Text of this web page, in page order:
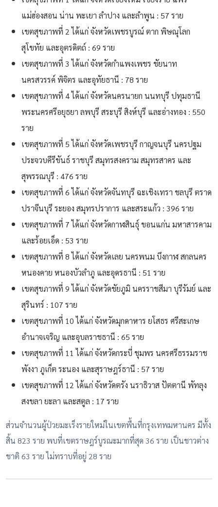
แม่ฮ่องสอน น่าน พะเยา ลำปาง และลำพูน : 57 ราย
เขตสุขภาพที่ 2 ได้แก่ จังหวัดเพชรบูรณ์ ตาก พิษณุโลก
สุโขทัย และอุตรดิตถ์ : 69 ราย
เขตสุขภาพที่ 3 ได้แก่ จังหวัดกำแพงเพชร ชัยนาท
นครสวรรค์ พิจิตร และอุทัยธานี : 78 ราย
เขตสุขภาพที่ 4 ได้แก่ จังหวัดนครนายก นนทบุรี ปทุมธานี
พระนครศรีอยุธยา ลพบุรี สระบุรี สิงห์บุรี และอ่างทอง : 550
ราย
เขตสุขภาพที่ 5 ได้แก่ จังหวัดเพชรบุรี กาญจนบุรี นครปฐม
ประจวบคีรีขันธ์ ราชบุรี สมุทรสงคราม สมุทรสาคร และ
สุพรรณบุรี : 476 ราย
เขตสุขภาพที่ 6 ได้แก่ จังหวัดจันทบุรี ฉะเชิงเทรา ชลบุรี ตราด
ปราจีนบุรี ระยอง สมุทรปราการ และสระแก้ว : 396 ราย
เขตสุขภาพที่ 7 ได้แก่ จังหวัดกาฬสินธุ์ ขอนแก่น มหาสารคาม
และร้อยเอ็ด : 53 ราย
เขตสุขภาพที่ 8 ได้แก่ จังหวัดเลย นครพนม บึงกาฬ สกลนคร
หนองคาย หนองบัวลำภู และอุดรธานี : 51 ราย
เขตสุขภาพที่ 9 ได้แก่ จังหวัดชัยภูมิ นครราชสีมา บุรีรัมย์ และ
สุรินทร์ : 107 ราย
เขตสุขภาพที่ 10 ได้แก่ จังหวัดมุกดาหาร ยโสธร ศรีสะเกษ
อำนาจเจริญ และอุบลราชธานี : 65 ราย
เขตสุขภาพที่ 11 ได้แก่ จังหวัดกระบี่ ชุมพร นครศรีธรรมราช
พังงา ภูเก็ต ระนอง และสุราษฎร์ธานี : 57 ราย
เขตสุขภาพที่ 12 ได้แก่ จังหวัดตรัง นราธิวาส ปัตตานี พัทลุง
สงขลา ยะลา และสตูล : 17 ราย
ส่วนจำนวนผู้ป่วยมะเร็งรายใหม่ในเขตพื้นที่กรุงเทพมหานคร มีทั้ง
สิ้น 823 ราย พบที่เขตราษฎร์บูรณะมากที่สุด 36 ราย เป็นชาวต่าง
ชาติ 63 ราย ไม่ทราบที่อยู่ 28 ราย